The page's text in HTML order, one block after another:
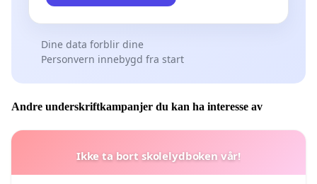
Dine data forblir dine
Personvern innebygd fra start
Andre underskriftkampanjer du kan ha interesse av
Ikke ta bort skolelydboken vår!